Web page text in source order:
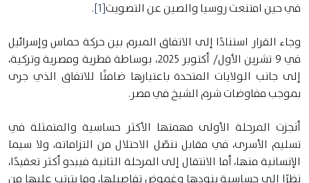
في حين امتنعت روسيا والصين عن التصويت[1]
.
وجاء القرار استنادًا إلى الاتفاق المبرم بين حركة حماس وإسرائيل
في 9 تشرين الأول/ أكتوبر 2025، بوساطة قطرية ومصرية وتركية،
إلى جانب الولايات المتحدة باعتبارها ضامنًا للاتفاق الذي جرى
بموجب مفاوضات شرم الشيخ في مصر.
أنجزت المرحلة الأولى مهمتها الأكثر حساسية والمتمثلة في
تسليم الأسرى، في مقابل تنصّل الاحتلال من التزاماته، ولا سيما
الإنسانية منها، أما الانتقال إلى المرحلة الثانية فيبدو أكثر تعقيدًا،
نظرًا إلى حساسية بنودها وغموض تفاصيلها، وما يترتب عليها من